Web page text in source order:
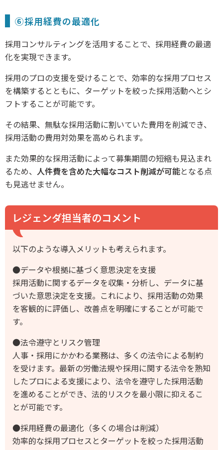
⑥採用経費の最適化
採用コンサルティングを活用することで、採用経費の最適
化を実現できます。
採用のプロの支援を受けることで、効率的な採用プロセス
を構築するとともに、ターゲットを絞った採用活動へとシ
フトすることが可能です。
その結果、無駄な採用活動に割いていた費用を削減でき、
採用活動の費用対効果を高められます。
また効果的な採用活動によって募集期間の短縮も見込まれ
るため、 人件費を含めた大幅なコスト削減が可能となる点
も見逃せません。
レジェンダ担当者のコメント
以下のような導入メリットも考えられます。
●データや根拠に基づく意思決定を支援
採用活動に関するデータを収集・分析し、データに基
づいた意思決定を支援。これにより、採用活動の効果
を客観的に評価し、改善点を明確にすることが可能で
す。
●法令遵守とリスク管理
人事・採用にかかわる業務は、多くの法令による制約
を受けます。最新の労働法規や採用に関する法令を熟知
したプロによる支援により、法令を遵守した採用活動
を進めることができ、法的リスクを最小限に抑えるこ
とが可能です。
●採用経費の最適化（多くの場合は削減）
効率的な採用プロセスとターゲットを絞った採用活動